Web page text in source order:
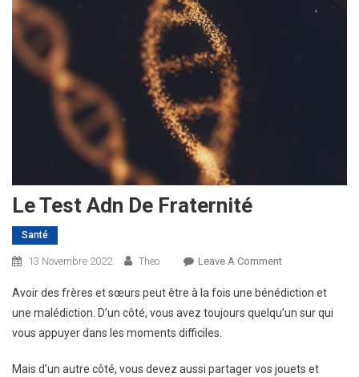
Le Test Adn De Fraternité
Santé
13 Novembre 2022 Theo Leave A CommentOn
Test
Adn
Avoir des frères et sœurs peut être à la fois une bénédiction et
une malédiction. D’un côté, vous avez toujours quelqu’un sur qui
vous appuyer dans les moments difficiles.
Mais d’un autre côté, vous devez aussi partager vos jouets et